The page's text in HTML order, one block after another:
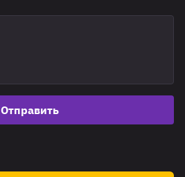
Отправить